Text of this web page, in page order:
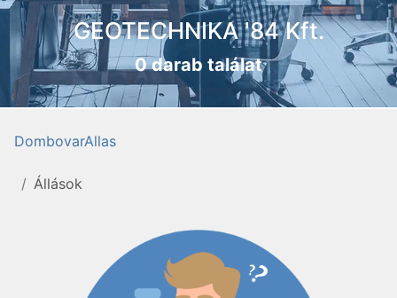
GEOTECHNIKA '84 Kft.
0 darab találat
DombovarAllas
Állások